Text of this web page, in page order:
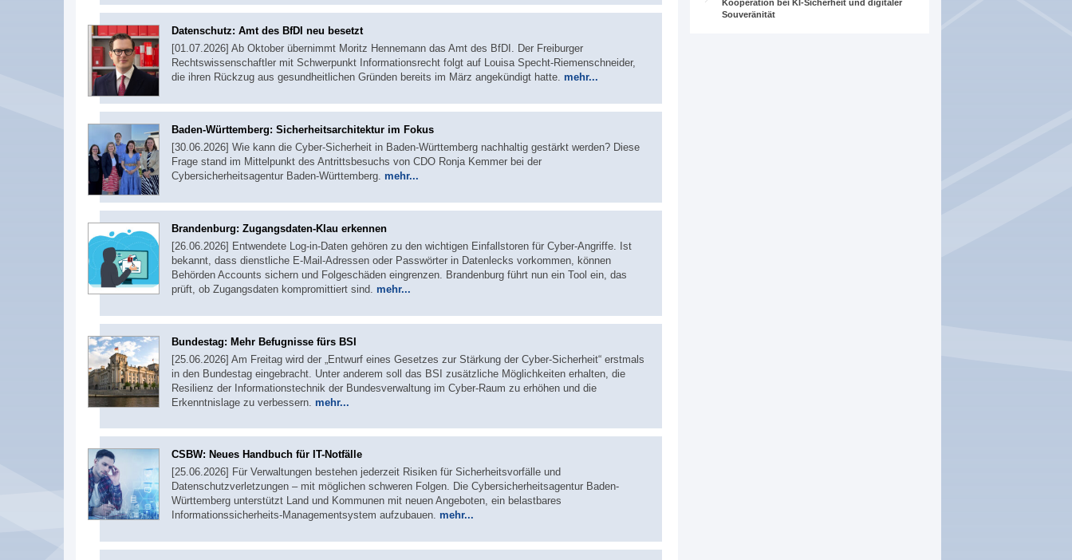
Datenschutz: Amt des BfDI neu besetzt
[01.07.2026] Ab Oktober übernimmt Moritz Hennemann das Amt des BfDI. Der Freiburger
Rechtswissenschaftler mit Schwerpunkt Informationsrecht folgt auf Louisa Specht-Riemenschneider,
die ihren Rückzug aus gesundheitlichen Gründen bereits im März angekündigt hatte. mehr...
Baden-Württemberg: Sicherheitsarchitektur im Fokus
[30.06.2026] Wie kann die Cyber-Sicherheit in Baden-Württemberg nachhaltig gestärkt werden? Diese
Frage stand im Mittelpunkt des Antrittsbesuchs von CDO Ronja Kemmer bei der
Cybersicherheitsagentur Baden-Württemberg. mehr...
Brandenburg: Zugangsdaten-Klau erkennen
[26.06.2026] Entwendete Log-in-Daten gehören zu den wichtigen Einfallstoren für Cyber-Angriffe. Ist
bekannt, dass dienstliche E-Mail-Adressen oder Passwörter in Datenlecks vorkommen, können
Behörden Accounts sichern und Folgeschäden eingrenzen. Brandenburg führt nun ein Tool ein, das
prüft, ob Zugangsdaten kompromittiert sind. mehr...
Bundestag: Mehr Befugnisse fürs BSI
[25.06.2026] Am Freitag wird der „Entwurf eines Gesetzes zur Stärkung der Cyber-Sicherheit“ erstmals
in den Bundestag eingebracht. Unter anderem soll das BSI zusätzliche Möglichkeiten erhalten, die
Resilienz der Informationstechnik der Bundesverwaltung im Cyber-Raum zu erhöhen und die
Erkenntnislage zu verbessern. mehr...
CSBW: Neues Handbuch für IT-Notfälle
[25.06.2026] Für Verwaltungen bestehen jederzeit Risiken für Sicherheitsvorfälle und
Datenschutzverletzungen – mit möglichen schweren Folgen. Die Cybersicherheitsagentur Baden-
Württemberg unterstützt Land und Kommunen mit neuen Angeboten, ein belastbares
Informationssicherheits-Managementsystem aufzubauen. mehr...
Kooperation bei KI-Sicherheit und digitaler
Souveränität